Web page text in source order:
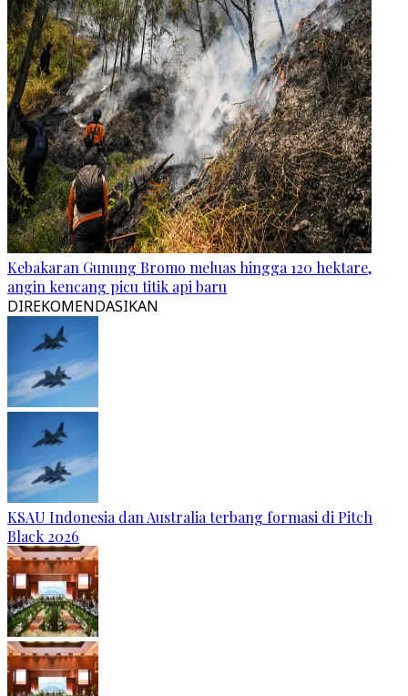
Kebakaran Gunung Bromo meluas hingga 120 hektare,
angin kencang picu titik api baru
DIREKOMENDASIKAN
KSAU Indonesia dan Australia terbang formasi di Pitch
Black 2026